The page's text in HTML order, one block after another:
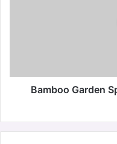
Bamboo Garden